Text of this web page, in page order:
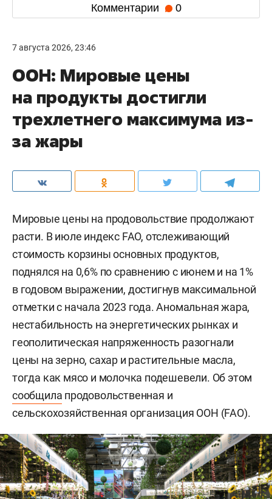
Комментарии 0
7 августа 2026, 23:46
ООН: Мировые цены
на продукты достигли
трехлетнего максимума из-
за жары
Мировые цены на продовольствие продолжают
расти. В июле индекс FAO, отслеживающий
стоимость корзины основных продуктов,
поднялся на 0,6% по сравнению с июнем и на 1%
в годовом выражении, достигнув максимальной
отметки с начала 2023 года. Аномальная жара,
нестабильность на энергетических рынках и
геополитическая напряженность разогнали
цены на зерно, сахар и растительные масла,
тогда как мясо и молочка подешевели. Об этом
сообщила продовольственная и
сельскохозяйственная организация ООН (FAO).